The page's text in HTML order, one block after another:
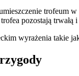
trofeum
pozostają trwałą
wyrażenia takie